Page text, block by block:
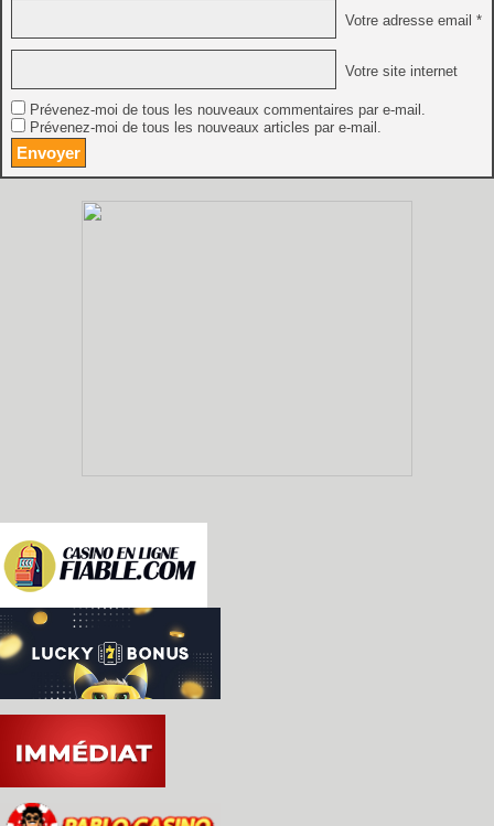
Votre adresse email *
Votre site internet
Prévenez-moi de tous les nouveaux commentaires par e-mail.
Prévenez-moi de tous les nouveaux articles par e-mail.